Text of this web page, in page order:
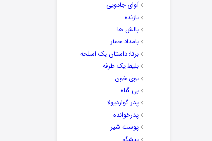
آوای جادویی
بازنده
بالش ها
بامداد خمار
برتا: داستان یک اسلحه
بلیط یک‌‌ طرفه
بوی خون
بی گناه
پدر گواردیولا
پدرخوانده
پوست شیر